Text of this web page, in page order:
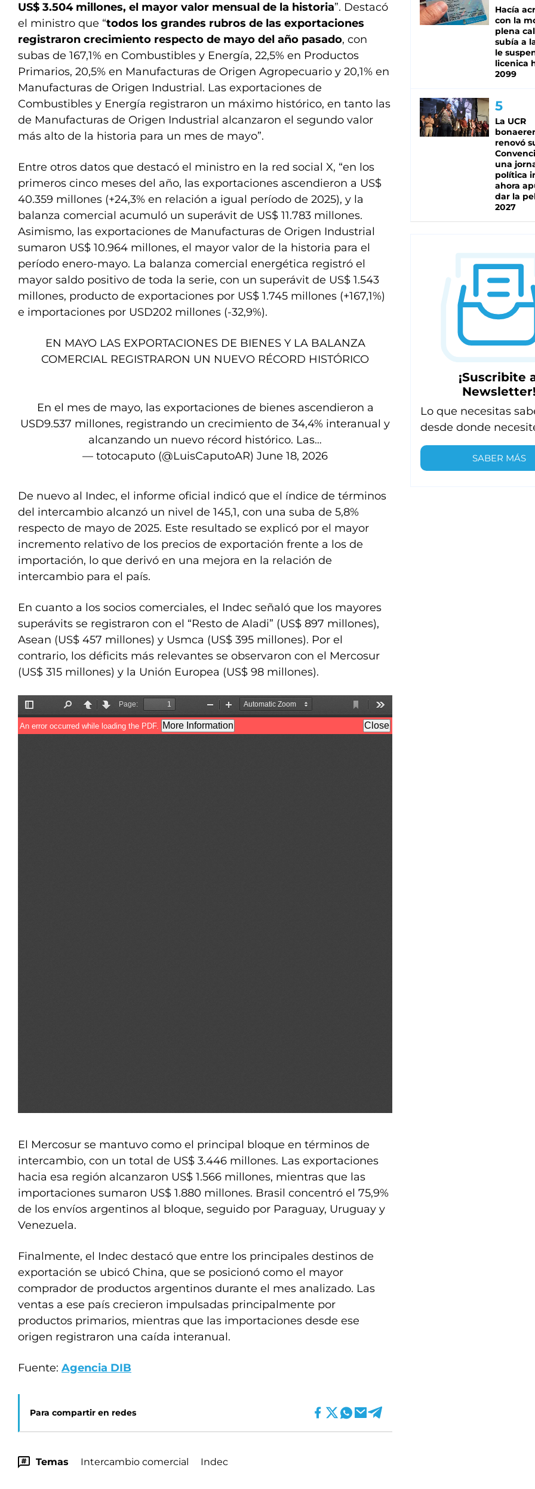
US$ 3.504 millones, el mayor valor mensual de la historia”. Destacó
el ministro que “todos los grandes rubros de las exportaciones
registraron crecimiento respecto de mayo del año pasado, con
subas de 167,1% en Combustibles y Energía, 22,5% en Productos
Primarios, 20,5% en Manufacturas de Origen Agropecuario y 20,1% en
Manufacturas de Origen Industrial. Las exportaciones de
Combustibles y Energía registraron un máximo histórico, en tanto las
de Manufacturas de Origen Industrial alcanzaron el segundo valor
más alto de la historia para un mes de mayo”.
Entre otros datos que destacó el ministro en la red social X, “en los
primeros cinco meses del año, las exportaciones ascendieron a US$
40.359 millones (+24,3% en relación a igual período de 2025), y la
balanza comercial acumuló un superávit de US$ 11.783 millones.
Asimismo, las exportaciones de Manufacturas de Origen Industrial
sumaron US$ 10.964 millones, el mayor valor de la historia para el
período enero-mayo. La balanza comercial energética registró el
mayor saldo positivo de toda la serie, con un superávit de US$ 1.543
millones, producto de exportaciones por US$ 1.745 millones (+167,1%)
e importaciones por USD202 millones (-32,9%).
EN MAYO LAS EXPORTACIONES DE BIENES Y LA BALANZA
COMERCIAL REGISTRARON UN NUEVO RÉCORD HISTÓRICO
En el mes de mayo, las exportaciones de bienes ascendieron a
USD9.537 millones, registrando un crecimiento de 34,4% interanual y
alcanzando un nuevo récord histórico. Las…
— totocaputo (@LuisCaputoAR) June 18, 2026
De nuevo al Indec, el informe oficial indicó que el índice de términos
del intercambio alcanzó un nivel de 145,1, con una suba de 5,8%
respecto de mayo de 2025. Este resultado se explicó por el mayor
incremento relativo de los precios de exportación frente a los de
importación, lo que derivó en una mejora en la relación de
intercambio para el país.
En cuanto a los socios comerciales, el Indec señaló que los mayores
superávits se registraron con el “Resto de Aladi” (US$ 897 millones),
Asean (US$ 457 millones) y Usmca (US$ 395 millones). Por el
contrario, los déficits más relevantes se observaron con el Mercosur
(US$ 315 millones) y la Unión Europea (US$ 98 millones).
El Mercosur se mantuvo como el principal bloque en términos de
intercambio, con un total de US$ 3.446 millones. Las exportaciones
hacia esa región alcanzaron US$ 1.566 millones, mientras que las
importaciones sumaron US$ 1.880 millones. Brasil concentró el 75,9%
de los envíos argentinos al bloque, seguido por Paraguay, Uruguay y
Venezuela.
Finalmente, el Indec destacó que entre los principales destinos de
exportación se ubicó China, que se posicionó como el mayor
comprador de productos argentinos durante el mes analizado. Las
ventas a ese país crecieron impulsadas principalmente por
productos primarios, mientras que las importaciones desde ese
origen registraron una caída interanual.
Fuente: Agencia DIB
Para compartir en redes
Temas Intercambio comercial Indec
Hacía
con la
plena
subía a
le
licenica
2099
La UCR
renovó
una
política
ahora
dar la
2027
¡Suscribite
Lo que necesitas
desde donde
SABER MÁS